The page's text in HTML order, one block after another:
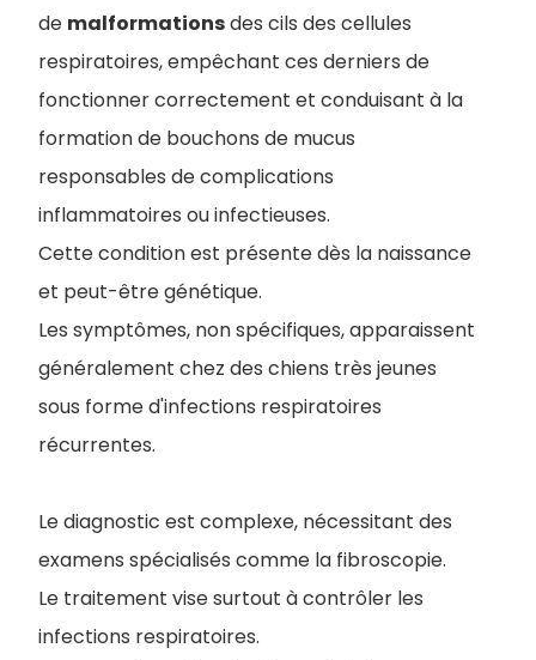
de malformationsdes cils des cellules
respiratoires, empêchant ces derniers de
fonctionner correctement et conduisant à la
formation de bouchons de mucus
responsables de complications
inflammatoires ou infectieuses.
Cette condition est présente dès la naissance
et peut-être génétique.
Les symptômes, non spécifiques, apparaissent
généralement chez des chiens très jeunes
sous forme d'infections respiratoires
récurrentes.
Le diagnostic est complexe, nécessitant des
examens spécialisés comme la fibroscopie.
Le traitement vise surtout à contrôler les
infections respiratoires.